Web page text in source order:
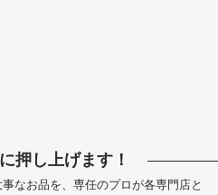
押し上げます！
なお品を、専任のプロが各専門店と